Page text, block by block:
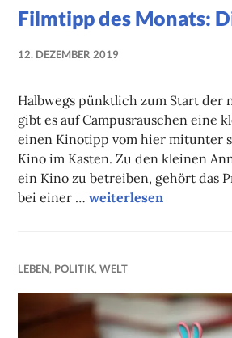
Filmtipp des Monats:
12. DEZEMBER 2019
Halbwegs pünktlich zum Start der
gibt es auf Campusrauschen eine
einen Kinotipp vom hier mitunter
Kino im Kasten. Zu den kleinen
ein Kino zu betreiben, gehört das
bei einer …Filmtipp des Monats:
weiterlesen
LEBEN, POLITIK,WELT